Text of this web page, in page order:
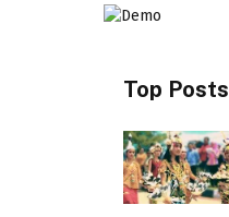
Top Posts